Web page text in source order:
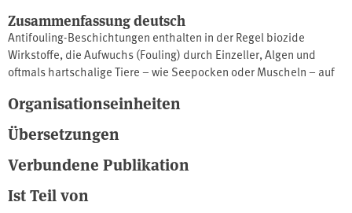
Zusammenfassung deutsch
Antifouling-Beschichtungen enthalten in der Regel biozide
Wirkstoffe, die Aufwuchs (Fouling) durch Einzeller, Algen und
oftmals hartschalige Tiere – wie Seepocken oder Muscheln – auf
auch häufig im Sportbootbereich eingesetzt werden, lösen sich
die Wirkstoffe langsam aus der Farbe und gelangen ins
umliegende Wasser. Antifouling-Anstriche sind etwa im Abstand
von 1 - 2 Jahren zu erneuern, da sich die Wirkstoffe auswaschen.
Eine besonders große Menge an Wirkstoffen gelangt zu Beginn der
Saison ins Wasser, wenn frisch gestrichene Bootskörper zu Wasser
Organisationseinheiten
Übersetzungen
Verbundene Publikation
Ist Teil von